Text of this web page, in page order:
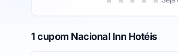
5
4 estrelas
3 estrelas
2 estrelas
1 estrela
1 cupom Nacional Inn Hotéis